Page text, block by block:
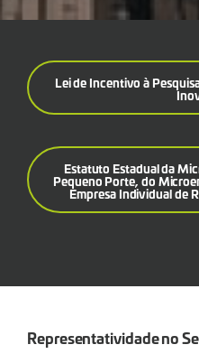
Lei de Incentivo à
Estatuto Estadual da
Pequeno Porte, do
Empresa Individual de
Representatividade no